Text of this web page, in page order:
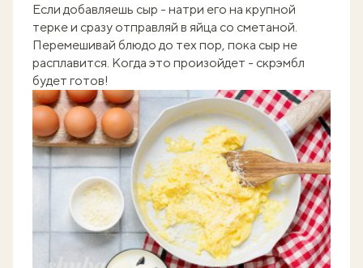
Если добавляешь сыр - натри его на крупной
терке и сразу отправляй в яйца со сметаной.
Перемешивай блюдо до тех пор, пока сыр не
расплавится. Когда это произойдет - скрэмбл
будет готов!